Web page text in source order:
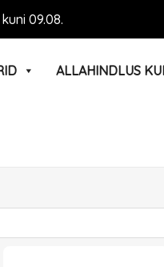
09.08.
ALLAHINDLUS